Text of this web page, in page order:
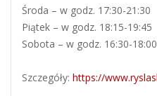
Środa – w godz. 17:30-21:30
Piątek – w godz. 18:15-19:45
Sobota – w godz. 16:30-18:00
Szczegóły: https://